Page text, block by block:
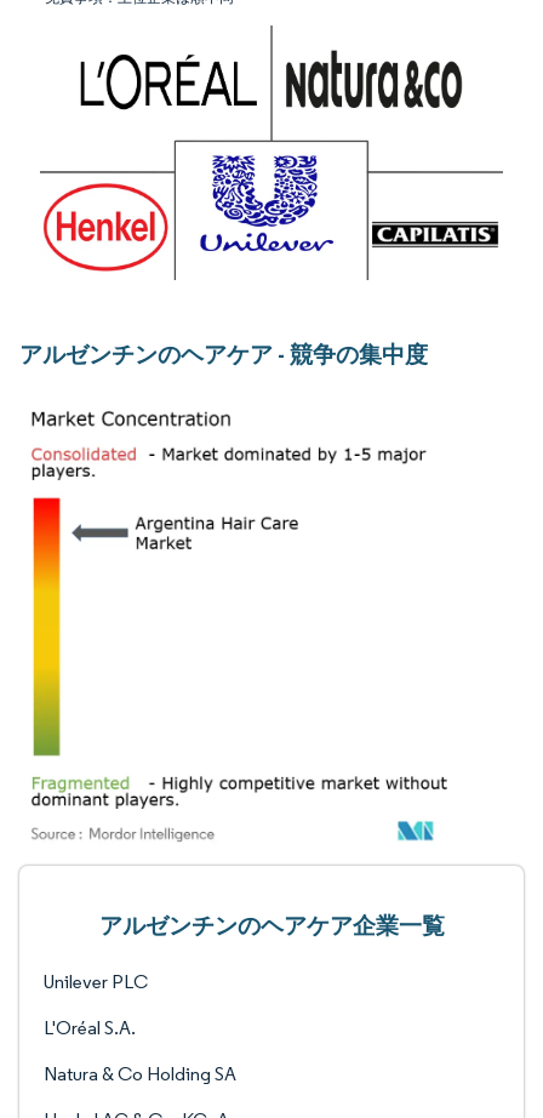
アルゼンチンのヘアケア - 競争の集中度
アルゼンチンのヘアケア企業一覧
Unilever PLC
L'Oréal S.A.
Natura & Co Holding SA